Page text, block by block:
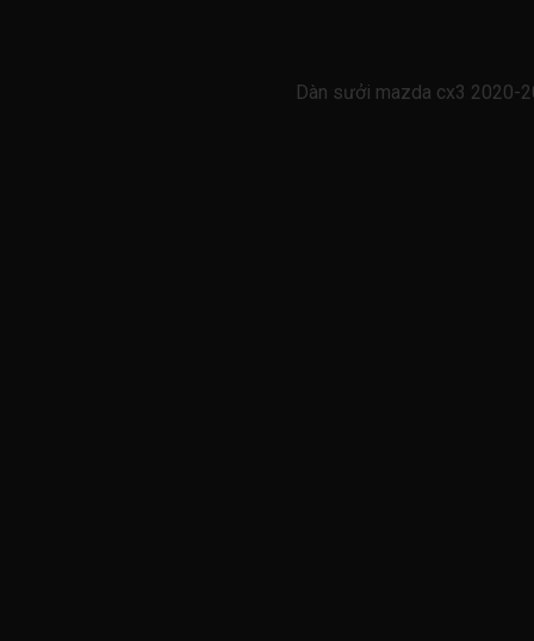
Dàn sưởi mazda cx3 2020-